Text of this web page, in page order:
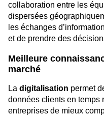
collaboration entre les
dispersées
les échanges
et de prendre des
Meilleure
marché
La digitalisation permet
données clients en temps
entreprises de mieux